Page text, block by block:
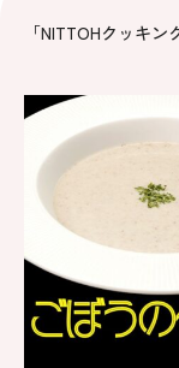
「NITTOHクッキ